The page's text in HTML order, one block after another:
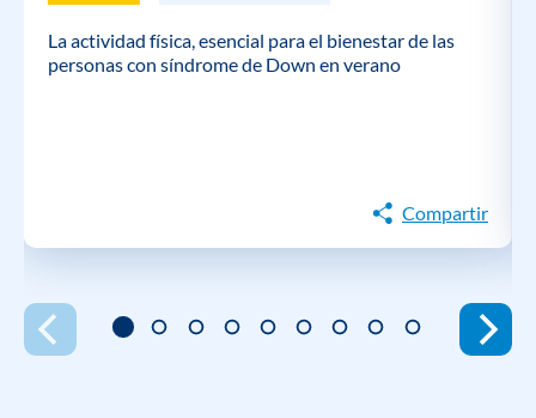
La actividad física, esencial para el bienestar de las
personas con síndrome de Down en verano
Compartir